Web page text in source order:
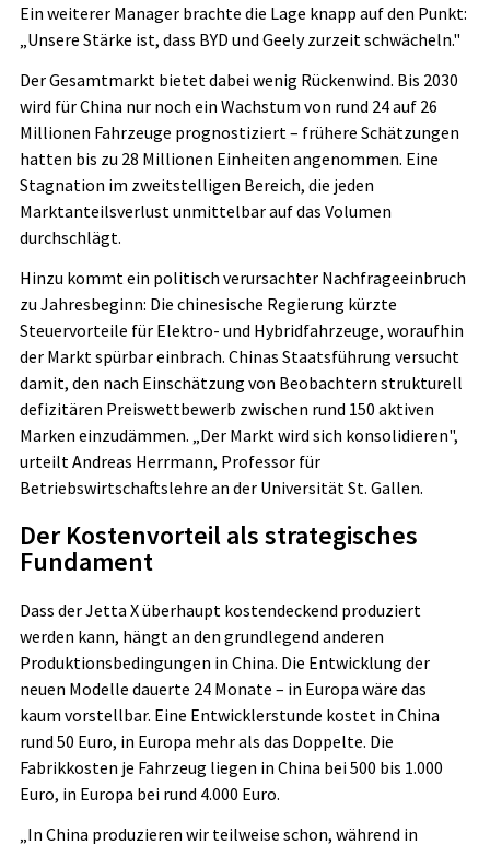
Ein weiterer Manager brachte die Lage knapp auf den Punkt:
„Unsere Stärke ist, dass BYD und Geely zurzeit schwächeln."
Der Gesamtmarkt bietet dabei wenig Rückenwind. Bis 2030
wird für China nur noch ein Wachstum von rund 24 auf 26
Millionen Fahrzeuge prognostiziert – frühere Schätzungen
hatten bis zu 28 Millionen Einheiten angenommen. Eine
Stagnation im zweitstelligen Bereich, die jeden
Marktanteilsverlust unmittelbar auf das Volumen
durchschlägt.
Hinzu kommt ein politisch verursachter Nachfrageeinbruch
zu Jahresbeginn: Die chinesische Regierung kürzte
Steuervorteile für Elektro- und Hybridfahrzeuge, woraufhin
der Markt spürbar einbrach. Chinas Staatsführung versucht
damit, den nach Einschätzung von Beobachtern strukturell
defizitären Preiswettbewerb zwischen rund 150 aktiven
Marken einzudämmen. „Der Markt wird sich konsolidieren",
urteilt Andreas Herrmann, Professor für
Betriebswirtschaftslehre an der Universität St. Gallen.
Der Kostenvorteil als strategisches
Fundament
Dass der Jetta X überhaupt kostendeckend produziert
werden kann, hängt an den grundlegend anderen
Produktionsbedingungen in China. Die Entwicklung der
neuen Modelle dauerte 24 Monate – in Europa wäre das
kaum vorstellbar. Eine Entwicklerstunde kostet in China
rund 50 Euro, in Europa mehr als das Doppelte. Die
Fabrikkosten je Fahrzeug liegen in China bei 500 bis 1.000
Euro, in Europa bei rund 4.000 Euro.
„In China produzieren wir teilweise schon, während in